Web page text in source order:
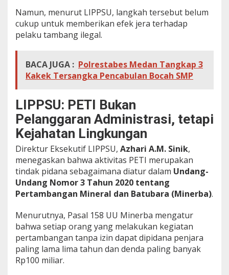
u
a
p
O
n
u
m
j
a
b
Namun, menurut LIPPSU, langkah tersebut belum
cukup untuk memberikan efek jera terhadap
pelaku tambang ilegal.
BACA JUGA : Polrestabes Medan Tangkap 3
Kakek Tersangka Pencabulan Bocah SMP
LIPPSU: PETI Bukan
Pelanggaran Administrasi, tetapi
Kejahatan Lingkungan
Direktur Eksekutif LIPPSU, Azhari A.M. Sinik,
menegaskan bahwa aktivitas PETI merupakan
tindak pidana sebagaimana diatur dalam Undang-
Undang Nomor 3 Tahun 2020 tentang
Pertambangan Mineral dan Batubara (Minerba).
Menurutnya, Pasal 158 UU Minerba mengatur
bahwa setiap orang yang melakukan kegiatan
pertambangan tanpa izin dapat dipidana penjara
paling lama lima tahun dan denda paling banyak
Rp100 miliar.